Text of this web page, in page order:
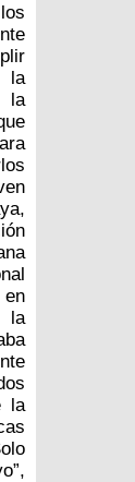
la
en
la
la